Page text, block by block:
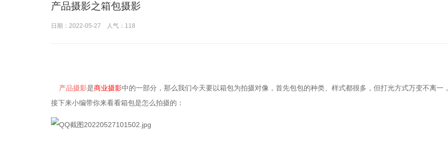
产品摄影之箱包摄影
日期：2022-05-27 人气： 118
产品摄影是商业摄影中的一部分，那么我们今天要以箱包为拍摄对像，首先包包的种类、样式都很多，但打光方式万变不离一，
接下来小编带你来看看箱包是怎么拍摄的：